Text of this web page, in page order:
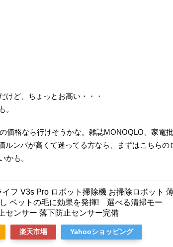
けど、ちょっとお高い・・・
。
価格なら行けそうかな。雑誌MONOQLO、家電
ルンバが高くて迷ってる方なら、まずはこちらの
かも。
イフ V3s Pro ロボット掃除機 お掃除ロボット
ペットの毛に効果を発揮! 選べる清掃モー
センサー 落下防止センサー完備
楽天市場 Yahooショッピング